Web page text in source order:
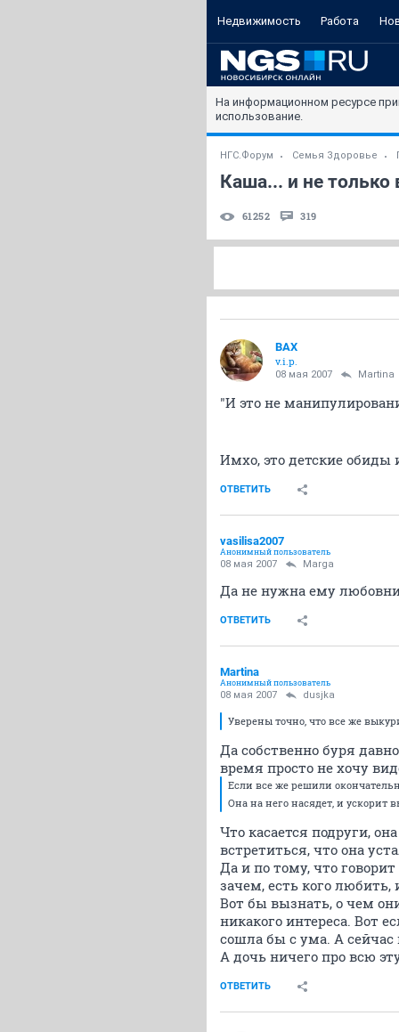
Недвижимость Работа
На информационном ресурсе
использование.
НГС.Форум Семья Здоровье
Каша... и не только
61252 319
ВАХ
v.i.p.
08 мая 2007 Martina
"И это не
Имхо, это детские
ОТВЕТИТЬ
vasilisa2007
Анонимный пользователь
08 мая 2007 Marga
Да не нужна ему
ОТВЕТИТЬ
Martina
Анонимный пользователь
08 мая 2007 dusjka
Уверены точно, что все же
Да собственно буря
время просто не хочу
Если все же решили
Она на него насядет, и ускорит
Что касается подруги,
встретиться, что она
Да и по тому, что
зачем, есть кого любить,
Вот бы вызнать, о чем
никакого интереса. Вот
сошла бы с ума. А сейчас
А дочь ничего про всю
ОТВЕТИТЬ